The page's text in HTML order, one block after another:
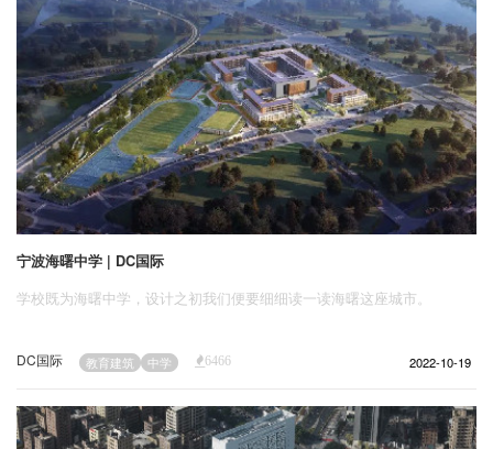
宁波海曙中学 | DC国际
学校既为海曙中学，设计之初我们便要细细读一读海曙这座城市。
DC国际 教育建筑 中学 6466 2022-10-19